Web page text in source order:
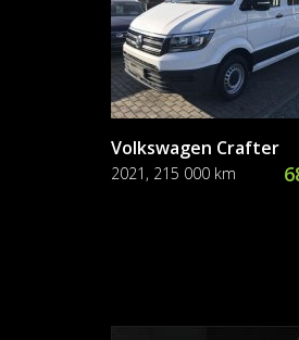
Volkswagen Crafter
2021, 215 000 km